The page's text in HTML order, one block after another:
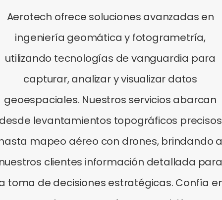
Aerotech ofrece soluciones avanzadas en
ingeniería geomática y fotogrametría,
utilizando tecnologías de vanguardia para
capturar, analizar y visualizar datos
geoespaciales. Nuestros servicios abarcan
levantamientos topográficos precisos
mapeo aéreo con drones, brindando
clientes información detallada para
toma de decisiones estratégicas. Confía